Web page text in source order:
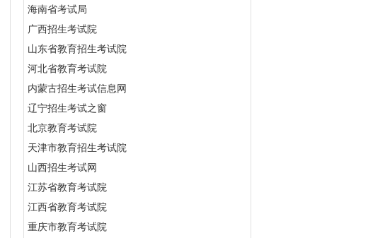
海南省考试局
广西招生考试院
山东省教育招生考试院
河北省教育考试院
内蒙古招生考试信息网
辽宁招生考试之窗
北京教育考试院
天津市教育招生考试院
山西招生考试网
江苏省教育考试院
江西省教育考试院
重庆市教育考试院